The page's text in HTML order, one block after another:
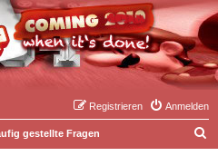
Anmelden
Registrieren
gestellte Fragen